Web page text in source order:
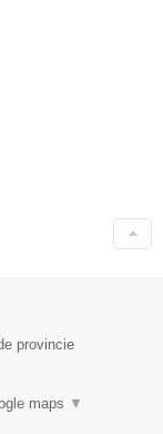
provincie
maps ▼